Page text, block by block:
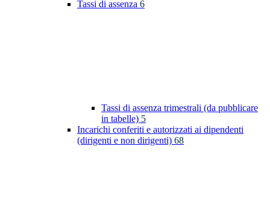
Tassi di assenza 6
Tassi di assenza trimestrali (da pubblicare
in tabelle) 5
Incarichi conferiti e autorizzati ai dipendenti
(dirigenti e non dirigenti) 68